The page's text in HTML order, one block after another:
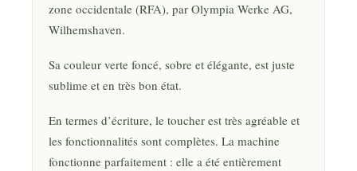
zone occidentale (RFA), par Olympia Werke AG,
Wilhemshaven.
Sa couleur verte foncé, sobre et élégante, est juste
sublime et en très bon état.
En termes d’écriture, le toucher est très agréable et
les fonctionnalités sont complètes. La machine
fonctionne parfaitement : elle a été entièrement